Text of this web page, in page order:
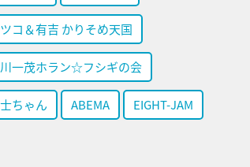
コ＆有吉 かりそめ天国
一茂ホラン☆フシギの会
ちゃん ABEMA EIGHT-JAM